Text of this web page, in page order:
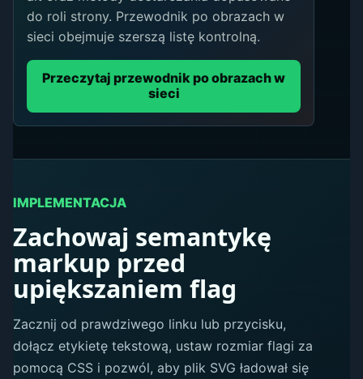
do roli strony. Przewodnik po obrazach w
sieci obejmuje szerszą listę kontrolną.
Przeczytaj przewodnik po obrazach w
sieci
IMPLEMENTACJA
Zachowaj semantykę
markup przed
upiększaniem flag
Zacznij od prawdziwego linku lub przycisku,
dołącz etykietę tekstową, ustaw rozmiar flagi za
pomocą CSS i pozwól, aby plik SVG ładował się